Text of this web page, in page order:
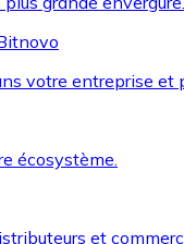
votre entreprise
écosystème.
et